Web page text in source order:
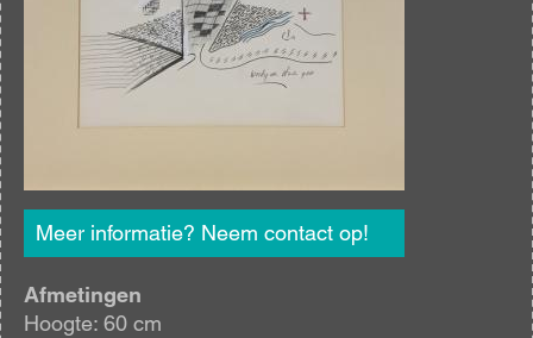
Meer informatie? Neem contact op!
Afmetingen
Hoogte: 60 cm